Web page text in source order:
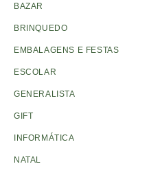
BAZAR
BRINQUEDO
EMBALAGENS E FESTAS
ESCOLAR
GENERALISTA
GIFT
INFORMÁTICA
NATAL